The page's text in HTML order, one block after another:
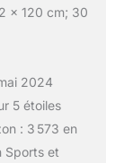
x 120 cm; 30
2024
5 étoiles
: 3 573 en
Sports et